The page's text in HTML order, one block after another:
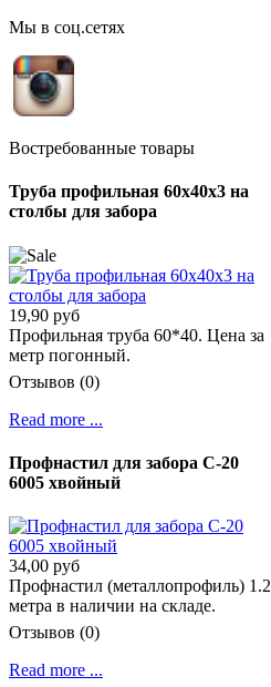
Мы в соц.сетях
Востребованные товары
Труба профильная 60х40х3 на
столбы для забора
19,90 руб
Профильная труба 60*40. Цена за
метр погонный.
Отзывов (0)
Read more ...
Профнастил для забора С-20
6005 хвойный
34,00 руб
Профнастил (металлопрофиль) 1.2
метра в наличии на складе.
Отзывов (0)
Read more ...